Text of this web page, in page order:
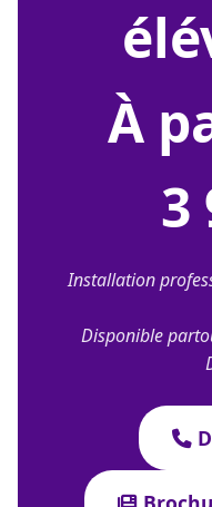
À
3
Installation
Disponible